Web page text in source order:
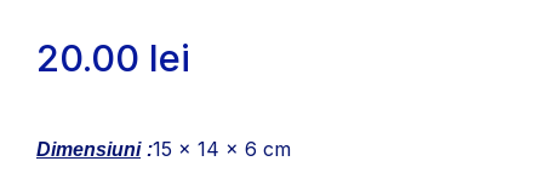
20.00 lei
Dimensiuni :15 x 14 x 6 cm